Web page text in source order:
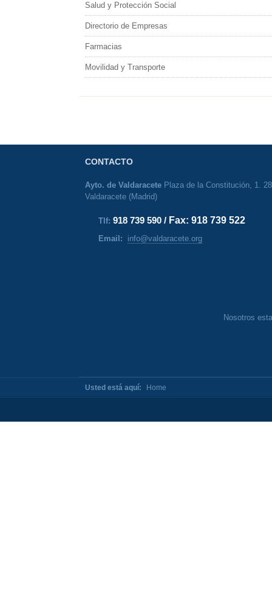
Salud y Protección Social
Directorio de Empresas
Farmacias
Movilidad y Transporte
CONTACTO
Ayto. de Valdaracete Plaza de la Constitución, 1.
Valdaracete (Madrid)
Tlf: 918 739 590 / Fax: 918 739 522
Email: info@valdaracete.org
Nosotros
Usted está aquí: Home